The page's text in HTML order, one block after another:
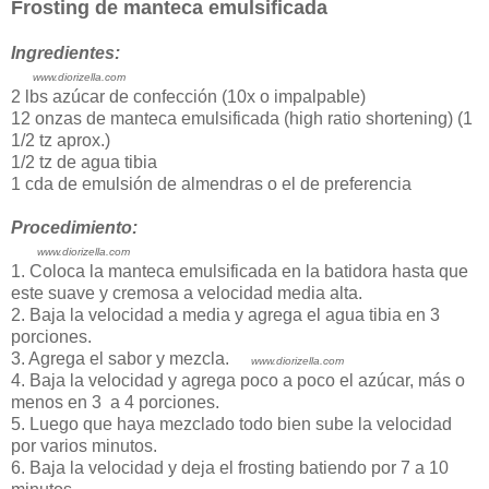
Frosting de manteca emulsificada
Ingredientes:
www.diorizella.com
2 lbs azúcar de confección (10x o impalpable)
12 onzas de manteca emulsificada (high ratio shortening) (1
1/2 tz aprox.)
1/2 tz de agua tibia
1 cda de emulsión de almendras o el de preferencia
Procedimiento:
www.diorizella.com
1. Coloca la manteca emulsificada en la batidora hasta que
este suave y cremosa a velocidad media alta.
2. Baja la velocidad a media y agrega el agua tibia en 3
porciones.
3. Agrega el sabor y mezcla.
www.diorizella.com
4. Baja la velocidad y agrega poco a poco el azúcar, más o
menos en 3 a 4 porciones.
5. Luego que haya mezclado todo bien sube la velocidad
por varios minutos.
6. Baja la velocidad y deja el frosting batiendo por 7 a 10